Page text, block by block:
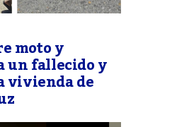
moto y
un fallecido y
vivienda de